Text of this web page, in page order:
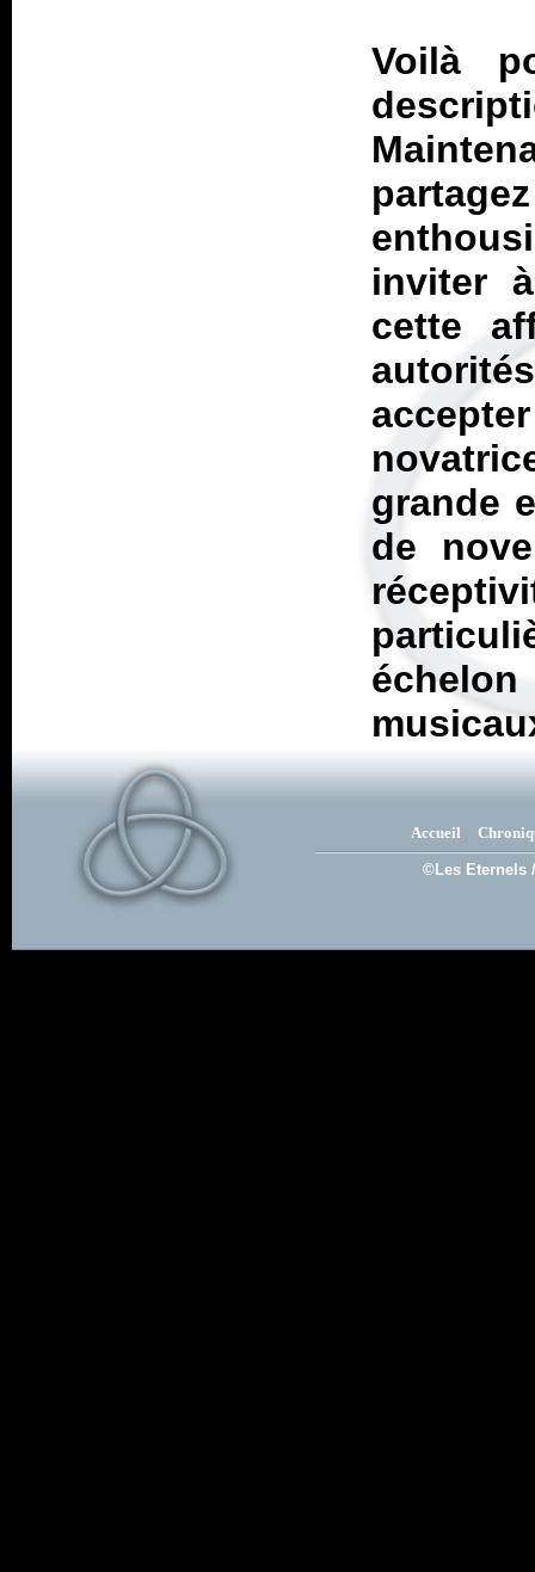
Voilà
inviter
cette
grande
de
Accueil
©Les Eternels